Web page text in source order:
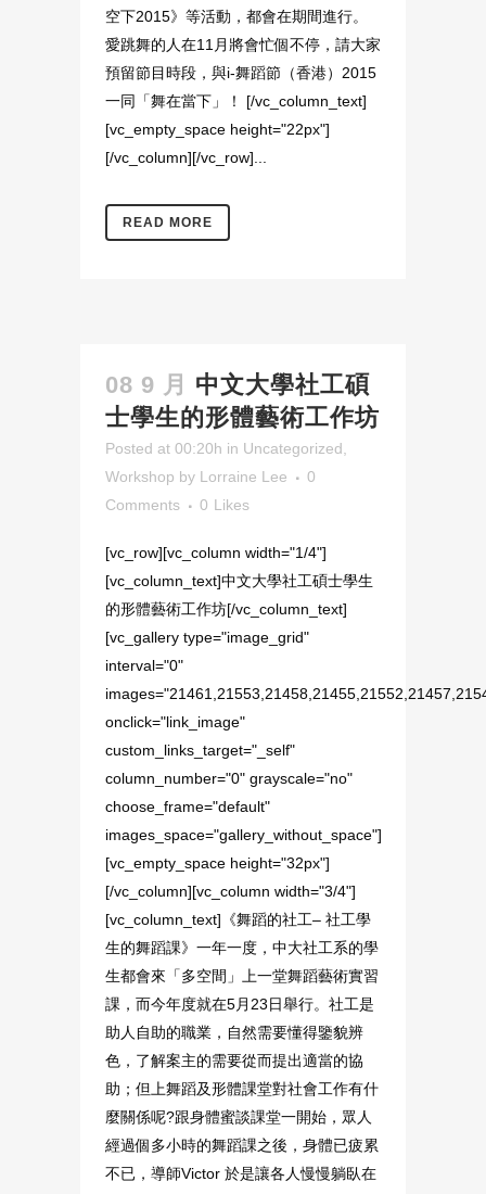
空下2015》等活動，都會在期間進行。
愛跳舞的人在11月將會忙個不停，請大家
預留節目時段，與i-舞蹈節（香港）2015
一同「舞在當下」！ [/vc_column_text]
[vc_empty_space height="22px"]
[/vc_column][/vc_row]...
READ MORE
08 9 月 中文大學社工碩
士學生的形體藝術工作坊
Posted at 00:20h in Uncategorized
Workshop by Lorraine Lee
0
Comments
0 Likes
[vc_row][vc_column width="1/4"]
[vc_column_text]中文大學社工碩士學生
的形體藝術工作坊[/vc_column_text]
[vc_gallery type="image_grid"
interval="0"
onclick="link_image"
custom_links_target="_self"
column_number="0" grayscale="no"
choose_frame="default"
images_space="gallery_without_space"]
[vc_empty_space height="32px"]
[/vc_column][vc_column width="3/4"]
[vc_column_text]《舞蹈的社工– 社工學
生的舞蹈課》一年一度，中大社工系的學
生都會來「多空間」上一堂舞蹈藝術實習
課，而今年度就在5月23日舉行。社工是
助人自助的職業，自然需要懂得鑒貌辨
色，了解案主的需要從而提出適當的協
助；但上舞蹈及形體課堂對社會工作有什
麼關係呢?跟身體蜜談課堂一開始，眾人
經過個多小時的舞蹈課之後，身體已疲累
不已，導師Victor 於是讓各人慢慢躺臥在